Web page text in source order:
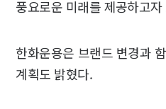
풍요로운 미래를 제공하고
한화운용은 브랜드 변경과
계획도 밝혔다.